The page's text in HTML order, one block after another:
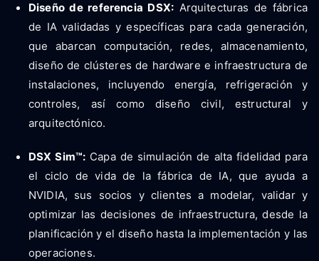
Diseño de referencia DSX: Arquitecturas de fábrica
de IA validadas y específicas para cada generación,
que abarcan computación, redes, almacenamiento,
diseño de clústeres de hardware e infraestructura de
instalaciones, incluyendo energía, refrigeración y
controles, así como diseño civil, estructural y
arquitectónico.
DSX Sim™: Capa de simulación de alta fidelidad para
el ciclo de vida de la fábrica de IA, que ayuda a
NVIDIA, sus socios y clientes a modelar, validar y
optimizar las decisiones de infraestructura, desde la
planificación y el diseño hasta la implementación y las
operaciones.